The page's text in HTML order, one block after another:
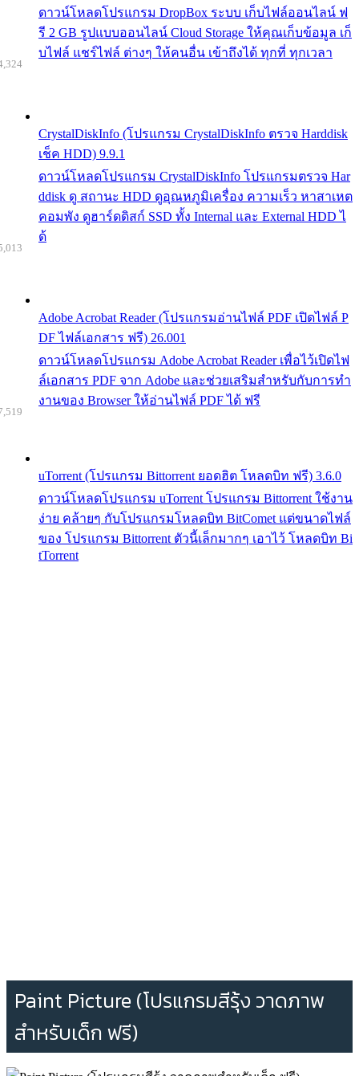
ดาวน์โหลดโปรแกรม DropBox ระบบ เก็บไฟล์ออนไลน์ ฟ
รี 2 GB รูปแบบออนไลน์ Cloud Storage ให้คุณเก็บข้อมูล เก็
บไฟล์ แชร์ไฟล์ ต่างๆ ให้คนอื่น เข้าถึงได้ ทุกที่ ทุกเวลา
CrystalDiskInfo (โปรแกรม CrystalDiskInfo ตรวจ Harddisk
เช็ค HDD) 9.9.1
ดาวน์โหลดโปรแกรม CrystalDiskInfo โปรแกรมตรวจ Har
ddisk ดู สถานะ HDD ดูอุณหภูมิเครื่อง ความเร็ว หาสาเหต
คอมพัง ดูฮาร์ดดิสก์ SSD ทั้ง Internal และ External HDD ไ
ด้
Adobe Acrobat Reader (โปรแกรมอ่านไฟล์ PDF เปิดไฟล์ P
DF ไฟล์เอกสาร ฟรี) 26.001
ดาวน์โหลดโปรแกรม Adobe Acrobat Reader เพื่อไว้เปิดไฟ
ล์เอกสาร PDF จาก Adobe และช่วยเสริมสำหรับกับการทำ
งานของ Browser ให้อ่านไฟล์ PDF ได้ ฟรี
uTorrent (โปรแกรม Bittorrent ยอดฮิต โหลดบิท ฟรี) 3.6.0
ดาวน์โหลดโปรแกรม uTorrent โปรแกรม Bittorrent ใช้งาน
ง่าย คล้ายๆ กับโปรแกรมโหลดบิท BitComet แต่ขนาดไฟล์
ของ โปรแกรม Bittorrent ตัวนี้เล็กมากๆ เอาไว้ โหลดบิท Bi
tTorrent
Paint Picture (โปรแกรมสีรุ้ง วาดภาพ
สำหรับเด็ก ฟรี)